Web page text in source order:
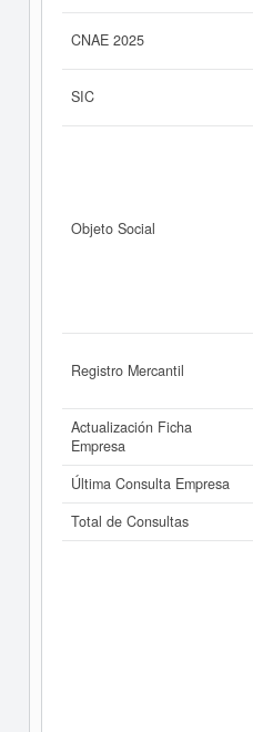
realizado el
CNAE 2025
SIC
Objeto Social
Registro Mercantil
Actualización Ficha
Empresa
Última Consulta Empresa
Total de Consultas